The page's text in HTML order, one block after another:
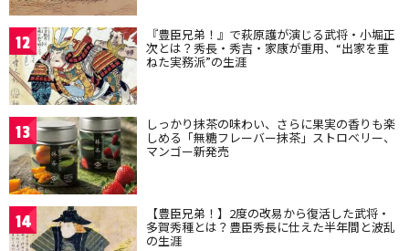
12 『豊臣兄弟！』で萩原護が演じる武将・小堀正
次とは？秀長・秀吉・家康が重用、“出家を重
ねた実務派”の生涯
13 しっかり抹茶の味わい、さらに果実の香りも楽
しめる「無糖フレーバー抹茶」ストロベリー、
マンゴー新発売
14 【豊臣兄弟！】2度の改易から復活した武将・
多賀秀種とは？豊臣秀長に仕えた半年間と波乱
の生涯